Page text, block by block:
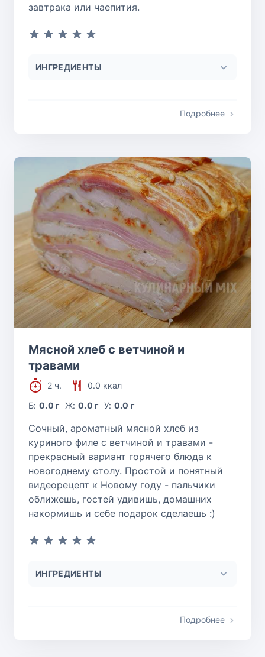
завтрака или чаепития.
ИНГРЕДИЕНТЫ
Подробнее
Мясной хлеб с ветчиной и
травами
2 ч.
0.0 ккал
Б:0.0 г Ж: 0.0 г У: 0.0 г
Сочный, ароматный мясной хлеб из
куриного филе с ветчиной и травами -
прекрасный вариант горячего блюда к
новогоднему столу. Простой и понятный
видеорецепт к Новому году - пальчики
оближешь, гостей удивишь, домашних
накормишь и себе подарок сделаешь :)
ИНГРЕДИЕНТЫ
Подробнее